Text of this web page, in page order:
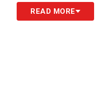
READ MORE